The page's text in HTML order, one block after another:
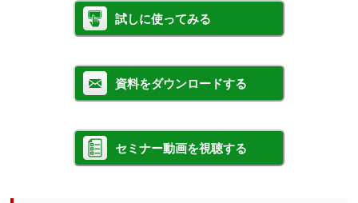
試しに使ってみる
資料をダウンロードする
セミナー動画を視聴する